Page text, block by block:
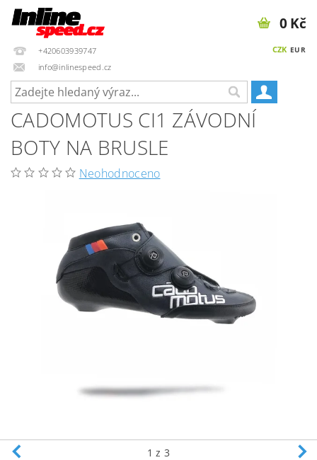
+420603939747
info@inlinespeed.cz
CZK EUR
0 Kč
CADOMOTUS CI1 ZÁVODNÍ
BOTY NA BRUSLE
Neohodnoceno
1 z 3